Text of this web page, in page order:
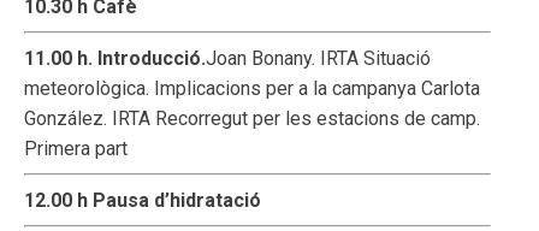
10.30 h Cafè
11.00 h. Introducció.Joan Bonany. IRTA Situació
meteorològica. Implicacions per a la campanya Carlota
González. IRTA Recorregut per les estacions de camp.
Primera part
12.00 h Pausa d’hidratació